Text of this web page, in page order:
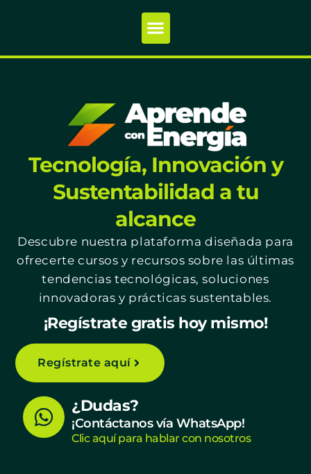
Tecnología, Innovación y
Sustentabilidad a tu
alcance
Descubre nuestra plataforma diseñada para
ofrecerte cursos y recursos sobre las últimas
tendencias tecnológicas, soluciones
innovadoras y prácticas sustentables.
¡Regístrate gratis hoy mismo!
Regístrate aquí
W
h
¿Dudas?
¡Contáctanos vía WhatsApp!
Clic aquí para hablar con nosotros